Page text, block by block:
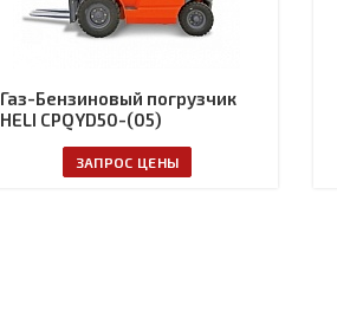
Газ-Бензиновый погрузчик
HELI CPQYD50-(05)
ЗАПРОС ЦЕНЫ